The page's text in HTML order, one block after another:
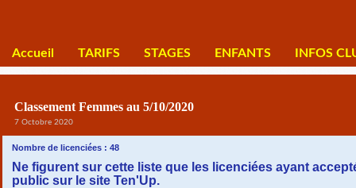
Accueil TARIFS STAGES ENFANTS INFOS
Classement Femmes au 5/10/2020
7 Octobre 2020
Nombre de licenciées : 48
Ne figurent sur cette liste que les licenciées ayant
public sur le site Ten'Up.